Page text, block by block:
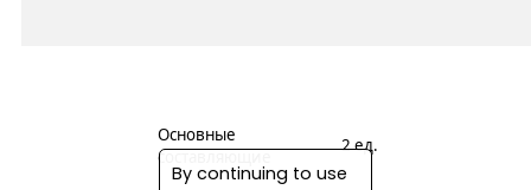
Основные
составляющие
2 ед.
By continuing to use